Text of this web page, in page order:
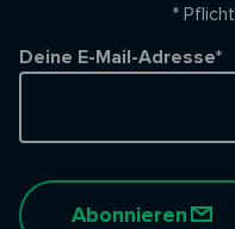
*
Deine E-Mail-Adresse*
Abonnieren